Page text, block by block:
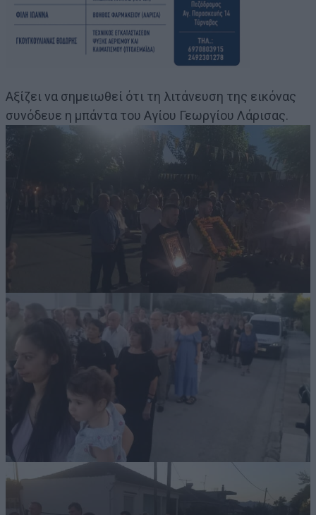
Αξίζει να σημειωθεί ότι τη λιτάνευση της εικόνας
συνόδευε η μπάντα του Αγίου Γεωργίου Λάρισας.